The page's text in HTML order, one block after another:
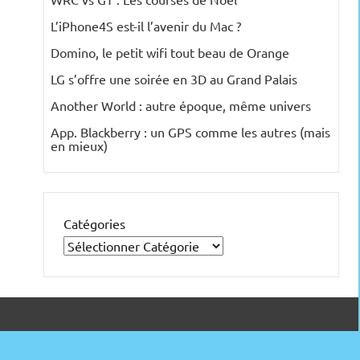
L’iPhone4S est-il l’avenir du Mac ?
Domino, le petit wifi tout beau de Orange
LG s’offre une soirée en 3D au Grand Palais
Another World : autre époque, même univers
App. Blackberry : un GPS comme les autres (mais
en mieux)
Catégories